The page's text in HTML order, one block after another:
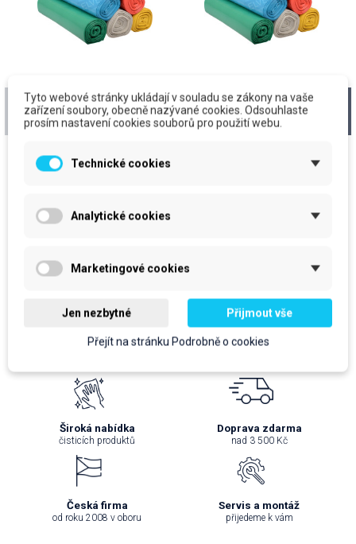
Pytel 80 LDPE,
70x110cm, modrý, rol.
cena za kus: 5,90 Kč bez DPH
88,50 Kč
Do košíku
Pytel 60 LDPE,
70x110cm, zelený, rol.
20ks
cena za kus: 5,88 Kč bez DPH
Široká nabídka
čisticích produktů
Doprava zdarma
nad 3 500 Kč
Česká firma
od roku 2008 v oboru
Servis a montáž
přijedeme k vám
Tyto webové stránky ukládají v souladu se zákony na vaše
zařízení soubory, obecně nazývané cookies. Odsouhlaste
prosím nastavení cookies souborů pro použití webu.
Technické cookies
Analytické cookies
Marketingové cookies
Jen nezbytné Přijmout vše
Přejít na stránku Podrobně o cookies